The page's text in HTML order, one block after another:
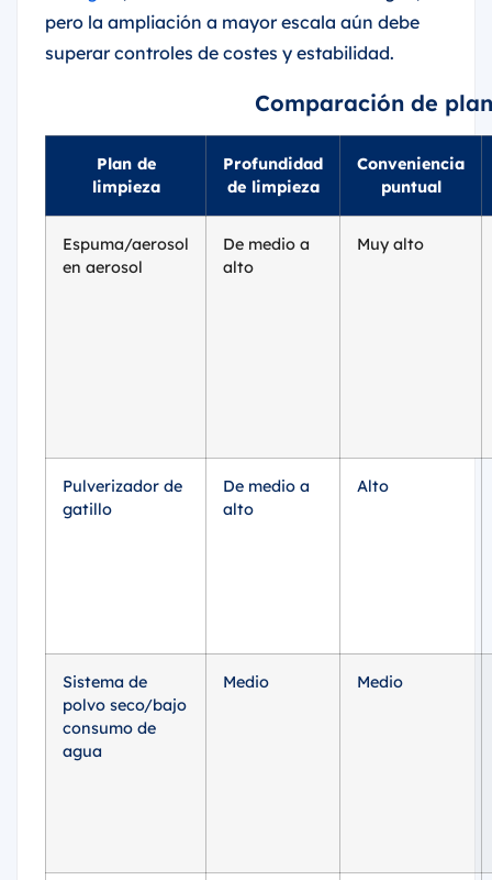
pero la ampliación a mayor escala aún debe
superar controles de costes y estabilidad.
Comparación de
Plan de
limpieza
Profundidad
de limpieza
Conveniencia
puntual
Espuma/aerosol
en aerosol
De medio a
alto
Muy alto
Pulverizador de
gatillo
De medio a
alto
Alto
Sistema de
polvo seco/bajo
consumo de
agua
Medio Medio